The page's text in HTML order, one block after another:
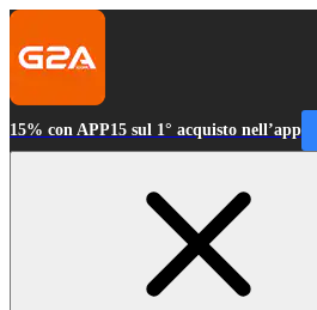
15% con APP15 sul 1° acquisto nell’app